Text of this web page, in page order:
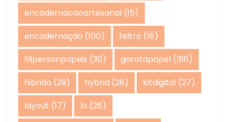
encadernacaoartesanal (15)
encadernação (100) feltro (16)
filipersonpapeis (30) garotapapel (316)
hibrido (29) hybrid (28) kitdigital (27)
layout (17) lo (26)